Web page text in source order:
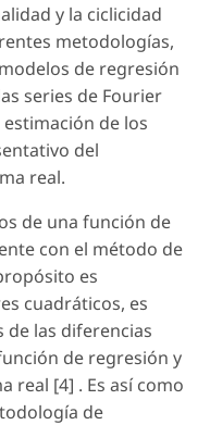
y la ciclicidad
metodologías,
de regresión
series de Fourier
de los
del
real.
de una función de
con el método de
es
cuadráticos, es
de las diferencias
de regresión y
real [4] . Es así como
de